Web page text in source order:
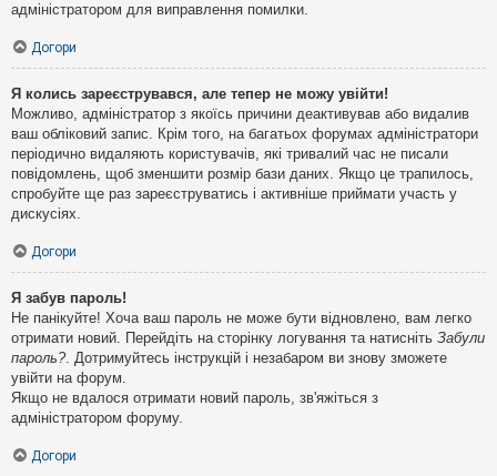
адміністратором для виправлення помилки.
Догори
Я колись зареєструвався, але тепер не можу увійти!
Можливо, адміністратор з якоїсь причини деактивував або видалив
ваш обліковий запис. Крім того, на багатьох форумах адміністратори
періодично видаляють користувачів, які тривалий час не писали
повідомлень, щоб зменшити розмір бази даних. Якщо це трапилось,
спробуйте ще раз зареєструватись і активніше приймати участь у
дискусіях.
Догори
Я забув пароль!
Не панікуйте! Хоча ваш пароль не може бути відновлено, вам легко
отримати новий. Перейдіть на сторінку логування та натисніть Забули
пароль?. Дотримуйтесь інструкцій і незабаром ви знову зможете
увійти на форум.
Якщо не вдалося отримати новий пароль, зв'яжіться з
адміністратором форуму.
Догори